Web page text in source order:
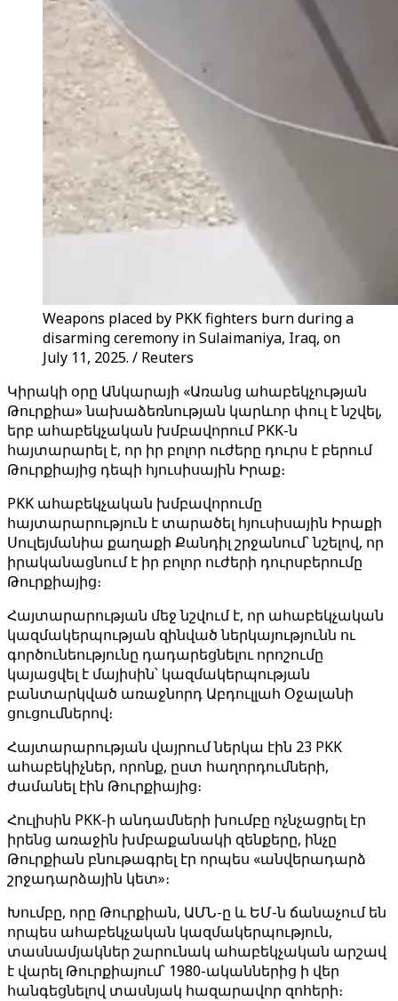
Weapons placed by PKK fighters burn during a
disarming ceremony in Sulaimaniya, Iraq, on
July 11, 2025. / Reuters
Կիրակի օրը Անկարայի «Առանց ահաբեկչության
Թուրքիա» նախաձեռնության կարևոր փուլ է նշվել,
երբ ահաբեկչական խմբավորում PKK-ն
հայտարարել է, որ իր բոլոր ուժերը դուրս է բերում
Թուրքիայից դեպի հյուսիսային Իրաք։
PKK ահաբեկչական խմբավորումը
հայտարարություն է տարածել հյուսիսային Իրաքի
Սուլեյմանիա քաղաքի Քանդիլ շրջանում՝ նշելով, որ
իրականացնում է իր բոլոր ուժերի դուրսբերումը
Թուրքիայից։
Հայտարարության մեջ նշվում է, որ ահաբեկչական
կազմակերպության զինված ներկայությունն ու
գործունեությունը դադարեցնելու որոշումը
կայացվել է մայիսին՝ կազմակերպության
բանտարկված առաջնորդ Աբդուլլահ Օջալանի
ցուցումներով։
Հայտարարության վայրում ներկա էին 23 PKK
ահաբեկիչներ, որոնք, ըստ հաղորդումների,
ժամանել էին Թուրքիայից։
Հուլիսին PKK-ի անդամների խումբը ոչնչացրել էր
իրենց առաջին խմբաքանակի զենքերը, ինչը
Թուրքիան բնութագրել էր որպես «անվերադարձ
շրջադարձային կետ»։
Խումբը, որը Թուրքիան, ԱՄՆ-ը և ԵՄ-ն ճանաչում են
որպես ահաբեկչական կազմակերպություն,
տասնամյակներ շարունակ ահաբեկչական արշավ
է վարել Թուրքիայում՝ 1980-ականներից ի վեր
հանգեցնելով տասնյակ հազարավոր զոհերի։